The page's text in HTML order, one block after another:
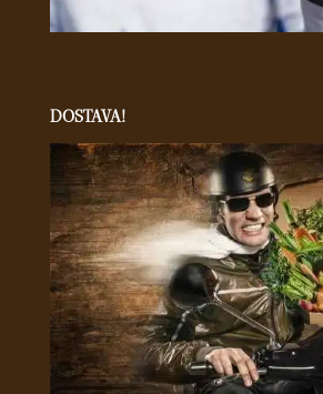
DOSTAVA!